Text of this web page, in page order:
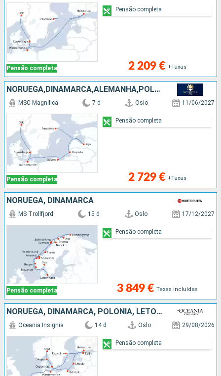
Pensão completa 2 209 € +Taxas
Pensão completa
NORUEGA,DINAMARCA,ALEMANHA,POLÓNIA,LETÓNIA,SUÉCIA
Pensão completa
MSC Magnifica 7 d Oslo 11/06/2027
2 729 € +Taxas
Pensão completa
NORUEGA, DINAMARCA
Pensão completa
MS Trollfjord 15 d Oslo 17/12/2027
3 849 € Taxas incluídas
Pensão completa
NORUEGA, DINAMARCA, POLÓNIA, LETÓNIA, ESTÓNIA, FINLÂNDIA, SUÉCIA, ALEMANHA, HOLANDA, REINO UNIDO
Oceania Insignia 14 d Oslo 29/08/2026
Pensão completa